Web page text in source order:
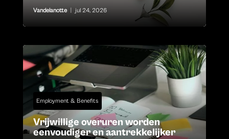
Vandelanotte jul 24, 2026
Employment & Benefits
Vrijwillige overuren worden
eenvoudiger en aantrekkelijker